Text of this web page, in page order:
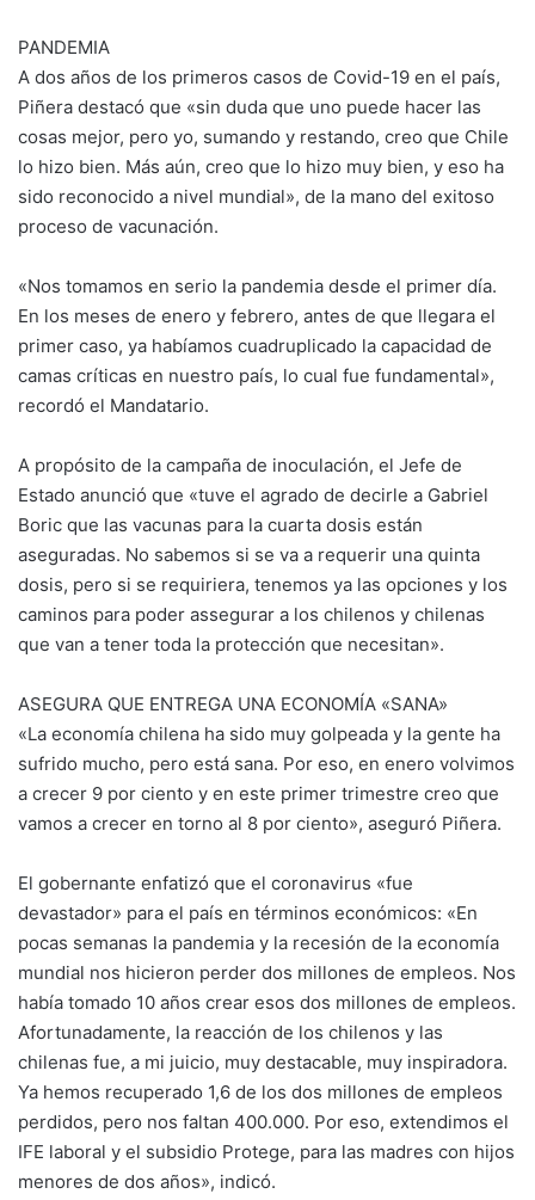
PANDEMIA
A dos años de los primeros casos de Covid-19 en el país,
Piñera destacó que «sin duda que uno puede hacer las
cosas mejor, pero yo, sumando y restando, creo que Chile
lo hizo bien. Más aún, creo que lo hizo muy bien, y eso ha
sido reconocido a nivel mundial», de la mano del exitoso
proceso de vacunación.
«Nos tomamos en serio la pandemia desde el primer día.
En los meses de enero y febrero, antes de que llegara el
primer caso, ya habíamos cuadruplicado la capacidad de
camas críticas en nuestro país, lo cual fue fundamental»,
recordó el Mandatario.
A propósito de la campaña de inoculación, el Jefe de
Estado anunció que «tuve el agrado de decirle a Gabriel
Boric que las vacunas para la cuarta dosis están
aseguradas. No sabemos si se va a requerir una quinta
dosis, pero si se requiriera, tenemos ya las opciones y los
caminos para poder assegurar a los chilenos y chilenas
que van a tener toda la protección que necesitan».
ASEGURA QUE ENTREGA UNA ECONOMÍA «SANA»
«La economía chilena ha sido muy golpeada y la gente ha
sufrido mucho, pero está sana. Por eso, en enero volvimos
a crecer 9 por ciento y en este primer trimestre creo que
vamos a crecer en torno al 8 por ciento», aseguró Piñera.
El gobernante enfatizó que el coronavirus «fue
devastador» para el país en términos económicos: «En
pocas semanas la pandemia y la recesión de la economía
mundial nos hicieron perder dos millones de empleos. Nos
había tomado 10 años crear esos dos millones de empleos.
Afortunadamente, la reacción de los chilenos y las
chilenas fue, a mi juicio, muy destacable, muy inspiradora.
Ya hemos recuperado 1,6 de los dos millones de empleos
perdidos, pero nos faltan 400.000. Por eso, extendimos el
IFE laboral y el subsidio Protege, para las madres con hijos
menores de dos años», indicó.